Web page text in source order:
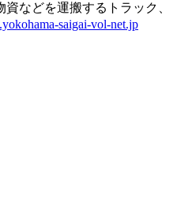
などを運搬するトラック、
saigai-vol-net.jp